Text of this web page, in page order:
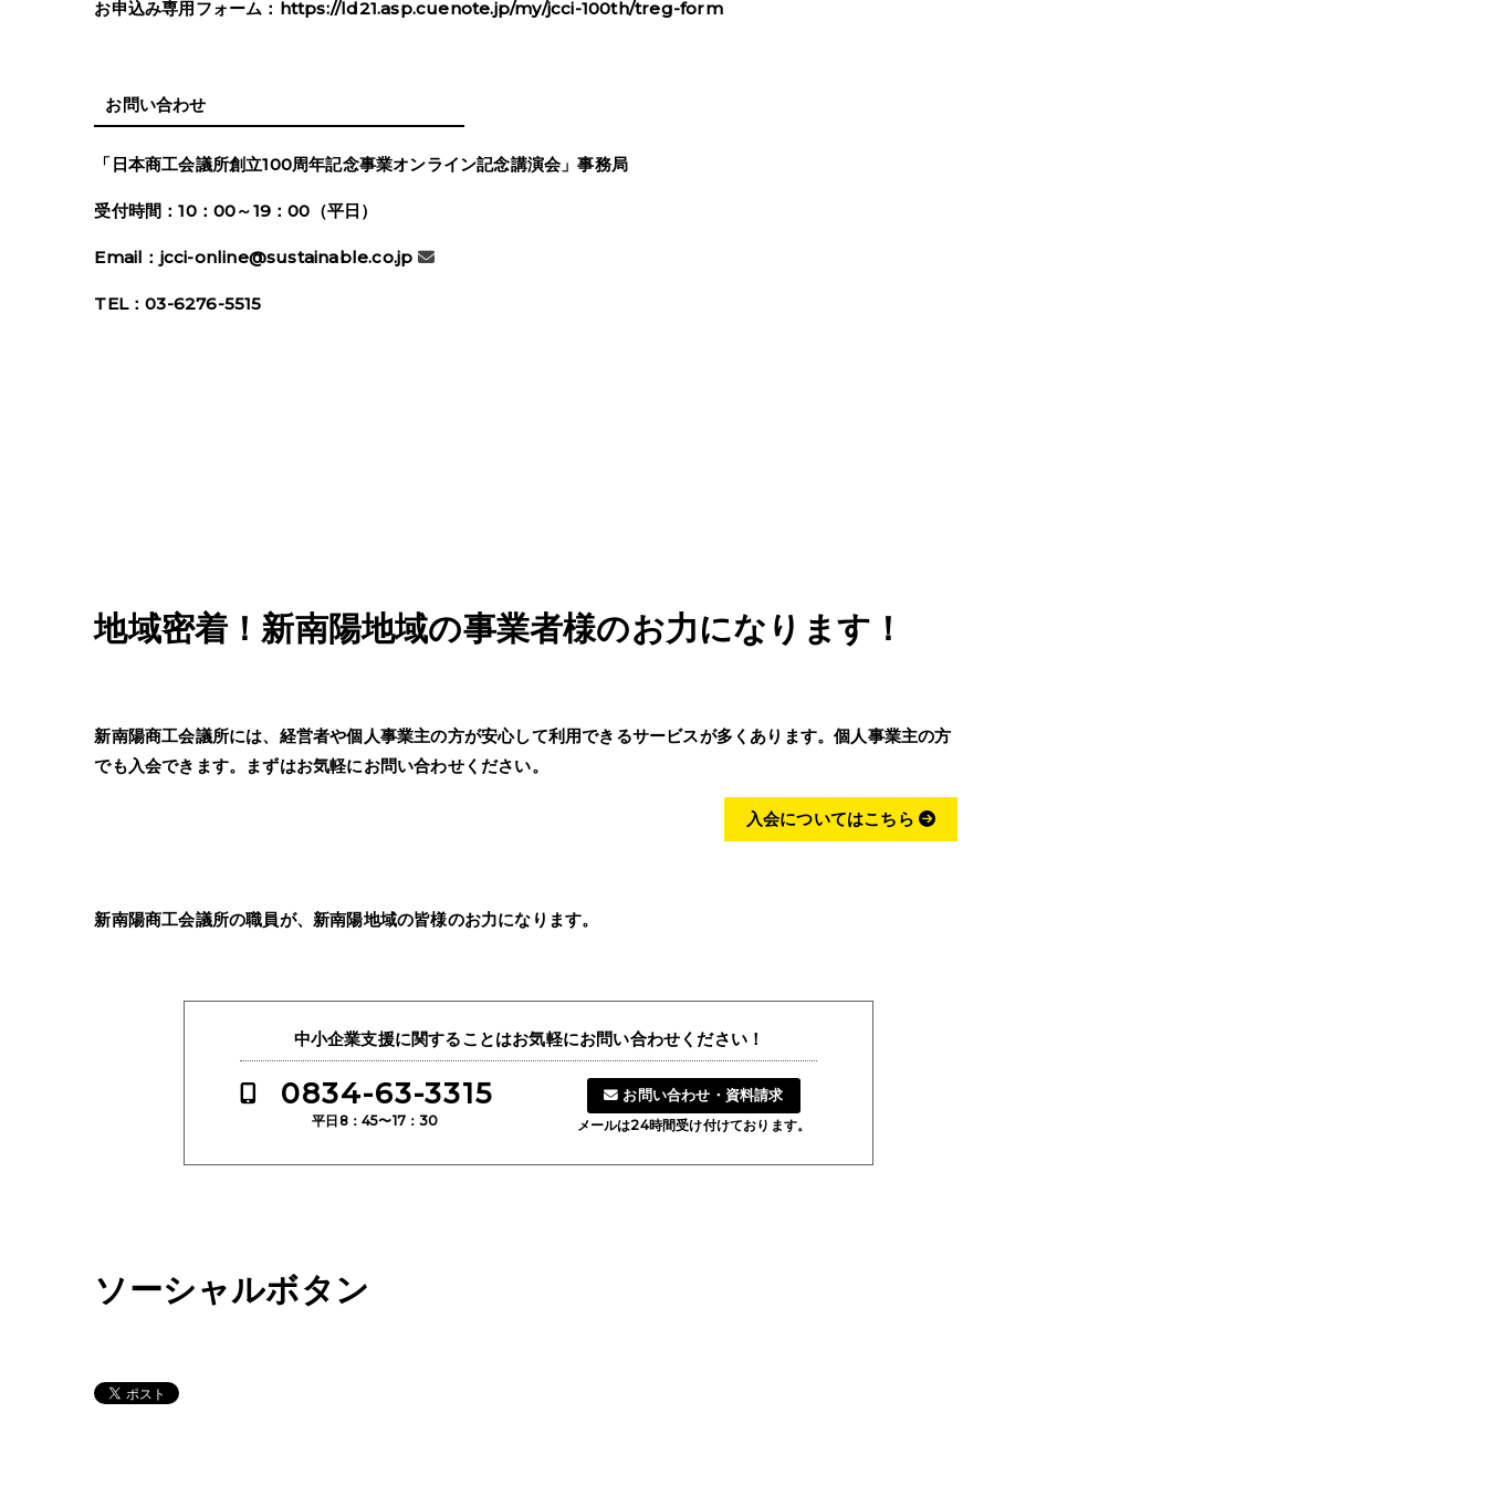
お申込み専用フォーム： https://ld21.asp.cuenote.jp/my/jcci-100th/treg-form
お問い合わせ
「日本商工会議所創立100周年記念事業オンライン記念講演会」事務局
受付時間：10：00～19：00（平日）
Email： jcci-online@sustainable.co.jp
TEL：03-6276-5515
地域密着！新南陽地域の事業者様のお力になります！
新南陽商工会議所には、経営者や個人事業主の方が安心して利用できるサービスが多くあります。個人事業主の方
でも入会できます。まずはお気軽にお問い合わせください。
入会についてはこちら
新南陽商工会議所の職員が、新南陽地域の皆様のお力になります。
中小企業支援に関することはお気軽にお問い合わせください！
0834-63-3315
平日8：45〜17：30
お問い合わせ・資料請求
メールは24時間受け付けております。
ソーシャルボタン